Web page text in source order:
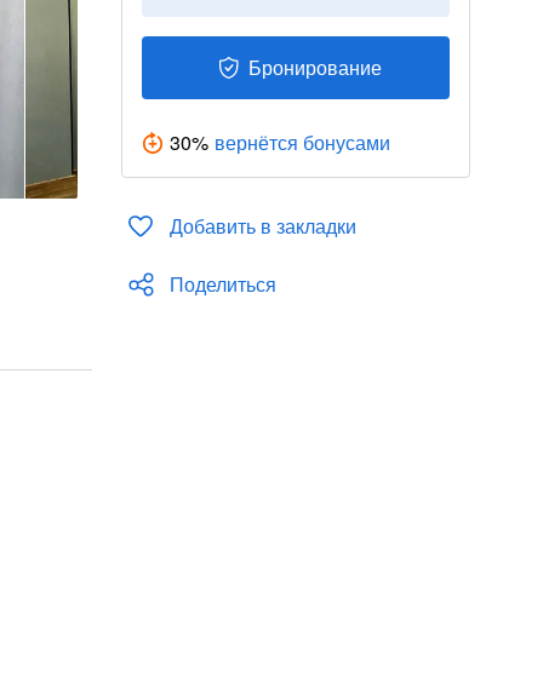
Бронирование
30% вернётся бонусами
Добавить в закладки
Поделиться